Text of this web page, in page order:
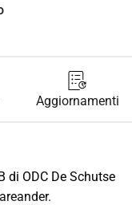
Aggiornamenti
di ODC De Schutse